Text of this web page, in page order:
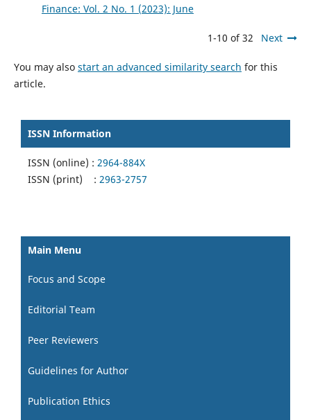
Finance: Vol. 2 No. 1 (2023): June
1-10 of 32 Next
You may also start an advanced similarity search for this
article.
ISSN Information
ISSN (online) : 2964-884X
ISSN (print) : 2963-2757
Main Menu
Focus and Scope
Editorial Team
Peer Reviewers
Guidelines for Author
Publication Ethics